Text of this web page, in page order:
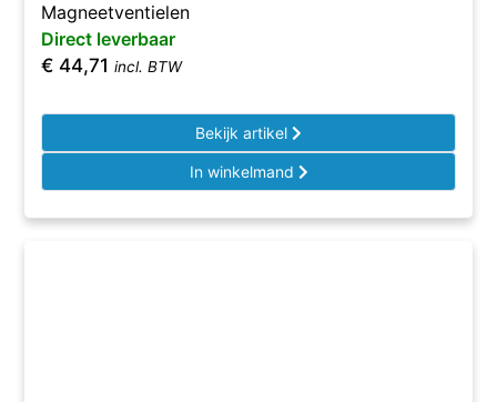
Magneetventielen
Direct leverbaar
€ 44,71 incl. BTW
Bekijk artikel
In winkelmand